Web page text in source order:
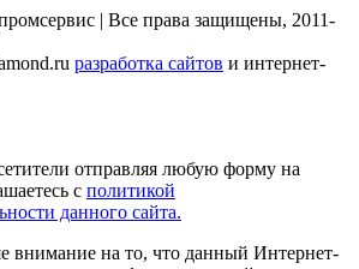
| Все права защищены, 2011-
разработка сайтов и интернет-
отправляя любую форму на
с политикой
данного сайта.
внимание на то, что данный Интернет-